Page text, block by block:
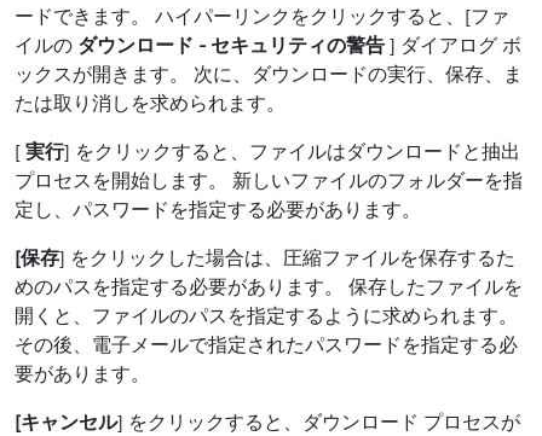
ードできます。 ハイパーリンクをクリックすると、[ファ
イルの ダウンロード - セキュリティの警告] ダイアログ ボ
ックスが開きます。 次に、ダウンロードの実行、保存、ま
たは取り消しを求められます。
[実行] をクリックすると、ファイルはダウンロードと抽出
プロセスを開始します。 新しいファイルのフォルダーを指
定し、パスワードを指定する必要があります。
[保存] をクリックした場合は、圧縮ファイルを保存するた
めのパスを指定する必要があります。 保存したファイルを
開くと、ファイルのパスを指定するように求められます。
その後、電子メールで指定されたパスワードを指定する必
要があります。
[キャンセル] をクリックすると、ダウンロード プロセスが